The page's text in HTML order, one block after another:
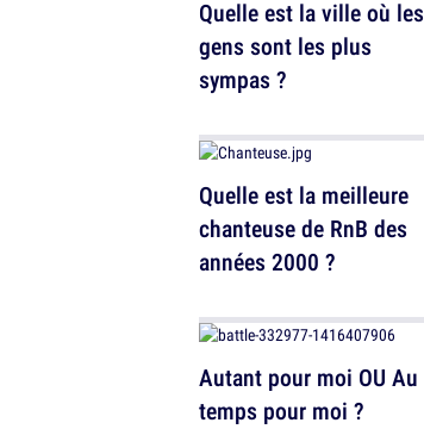
Quelle est la ville où les
gens sont les plus
sympas ?
Quelle est la meilleure
chanteuse de RnB des
années 2000 ?
Autant pour moi OU Au
temps pour moi ?